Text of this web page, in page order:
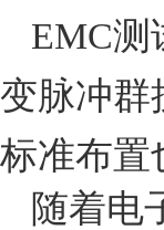
EMC测
变脉冲群
标准布置
随着电